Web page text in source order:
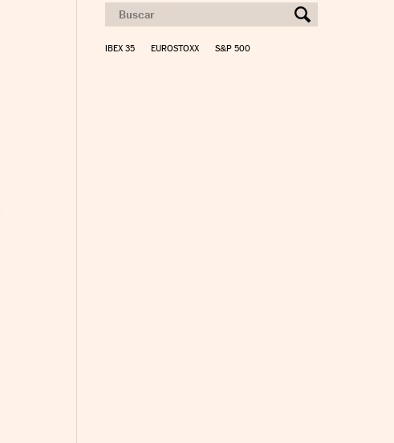
IBEX 35 EUROSTOXX S&P 500